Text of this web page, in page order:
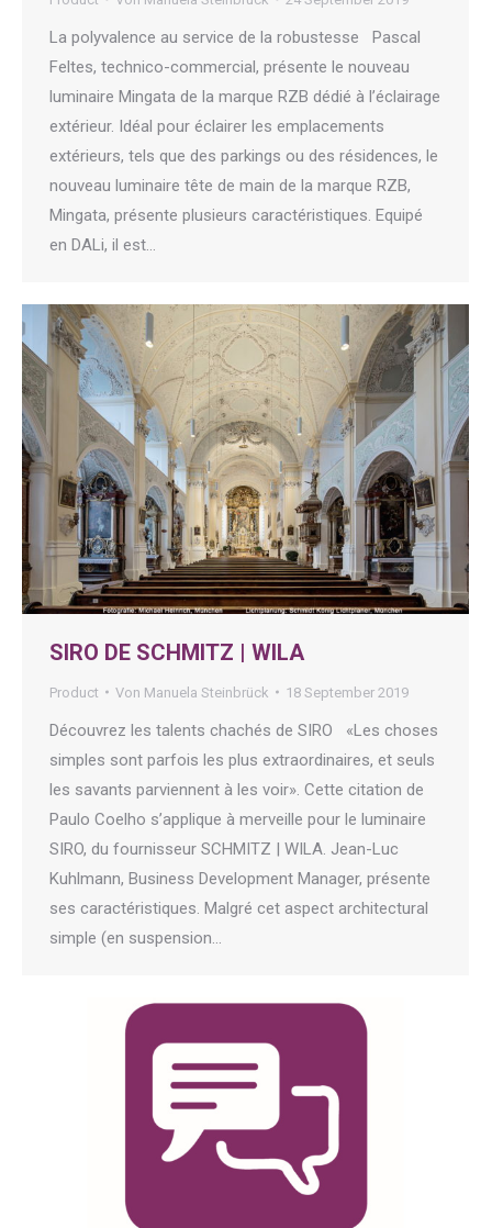
La polyvalence au service de la robustesse Pascal
Feltes, technico-commercial, présente le nouveau
luminaire Mingata de la marque RZB dédié à l’éclairage
extérieur. Idéal pour éclairer les emplacements
extérieurs, tels que des parkings ou des résidences, le
nouveau luminaire tête de main de la marque RZB,
Mingata, présente plusieurs caractéristiques. Equipé
en DALi, il est…
SIRO DE SCHMITZ | WILA
Product Von Manuela Steinbrück 18 September 2019
Découvrez les talents chachés de SIRO «Les choses
simples sont parfois les plus extraordinaires, et seuls
les savants parviennent à les voir». Cette citation de
Paulo Coelho s’applique à merveille pour le luminaire
SIRO, du fournisseur SCHMITZ | WILA. Jean-Luc
Kuhlmann, Business Development Manager, présente
ses caractéristiques. Malgré cet aspect architectural
simple (en suspension…